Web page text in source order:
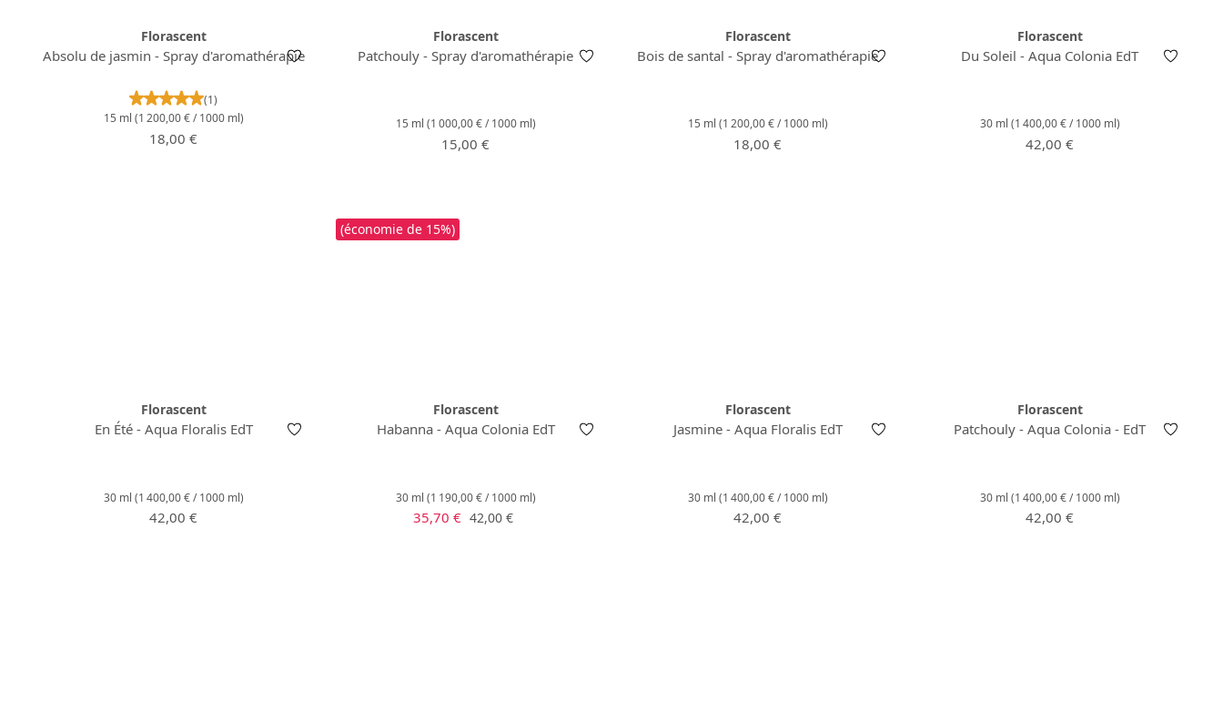
Florascent
Absolu de jasmin - Spray d'aromathérapie
Note moyenne de 5 sur 5 étoiles
(1)
15 ml (1 200,00 € / 1000 ml)
Prix régulier :
18,00 €
Florascent
Patchouly - Spray d'aromathérapie
15 ml (1 000,00 € / 1000 ml)
Prix régulier :
15,00 €
Florascent
Bois de santal - Spray d'aromathérapie
15 ml (1 200,00 € / 1000 ml)
Prix régulier :
18,00 €
Florascent
Du Soleil - Aqua Colonia EdT
30 ml (1 400,00 € / 1000 ml)
Prix régulier :
42,00 €
Florascent
En Été - Aqua Floralis EdT
30 ml (1 400,00 € / 1000 ml)
Prix régulier :
42,00 €
(économie de 15%)
Florascent
Habanna - Aqua Colonia EdT
30 ml (1 190,00 € / 1000 ml)
Prix de vente :
35,70 € Prix régulier :
42,00 €
Florascent
Jasmine - Aqua Floralis EdT
30 ml (1 400,00 € / 1000 ml)
Prix régulier :
42,00 €
Florascent
Patchouly - Aqua Colonia - EdT
30 ml (1 400,00 € / 1000 ml)
Prix régulier :
42,00 €